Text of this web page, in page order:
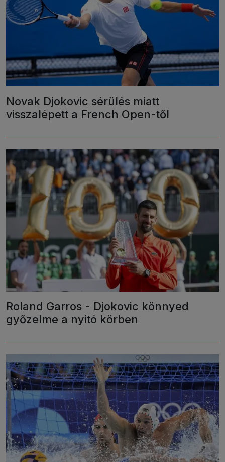
Novak Djokovic sérülés miatt
visszalépett a French Open-től
Roland Garros - Djokovic könnyed
győzelme a nyitó körben